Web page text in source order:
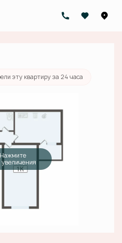
7 500 000 руб.
эту квартиру за 24 часа
Нажмите